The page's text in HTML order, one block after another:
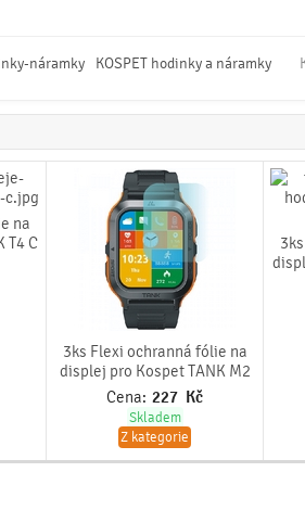
náramky KOSPET hodinky a náramky
na
T4 C
3ks Flexi ochranná fólie na
displej pro Kospet TANK M2
Cena: 227 Kč
Skladem
Z kategorie